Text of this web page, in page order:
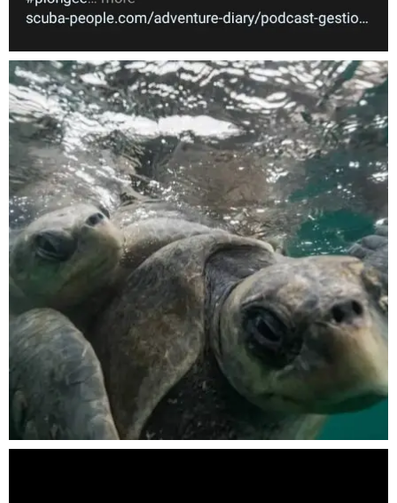
Nov 5
scuba_people_magazine